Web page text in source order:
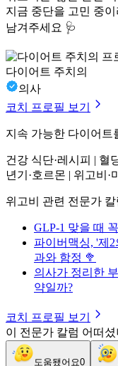
지금 중단을 고민 중
남겨주세요 🩺
다이어트 주치의
의사
코치 프로필 보기
지속 가능한 다이어트
건강 식단·레시피 | 혈
년기·호르몬 | 위고비·
위고비 관련 전문가 칼
GLP-1 맞을 때
파이버맥싱, '제
과와 함정 🥦
의사가 정리한
약일까?
코치 프로필 보기
이 전문가 칼럼 어떠셨
도움됐어요0